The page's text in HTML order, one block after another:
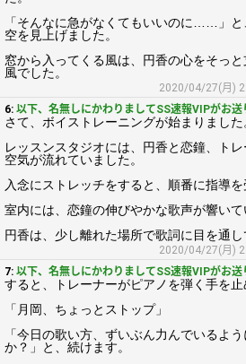
「そんなに急がなくてもいいのに……」
空を見上げました。
窓から入ってくる風は、円香の心をそっ
風でした。
2020/04/27(月)
6: 以下、名無しにかわりましてSS速報VIPがお送
さて、ボイストレーニングが始まりました
レッスンスタジオには、円香と恋鐘、ト
空気が流れていました。
入念にストレッチをすると、順番に指導を
室内には、恋鐘の伸びやかな歌声が響いて
円香は、少し離れた場所で歌詞に目を通し
2020/04/27(月)
7: 以下、名無しにかわりましてSS速報VIPがお送
すると、トレーナーがピアノを弾く手を止
「月岡、ちょっとストップ」
「今日の歌い方、ずいぶん力んでいるよ
か？」と、続けます。